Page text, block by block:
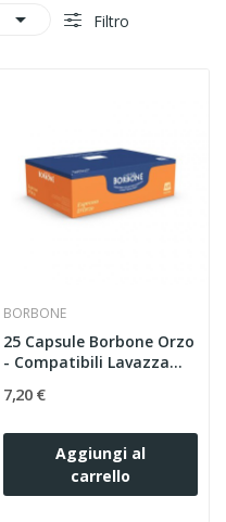
 Filtro
BORBONE
25 Capsule Borbone Orzo
- Compatibili Lavazza...
7,20 €
Aggiungi al
carrello